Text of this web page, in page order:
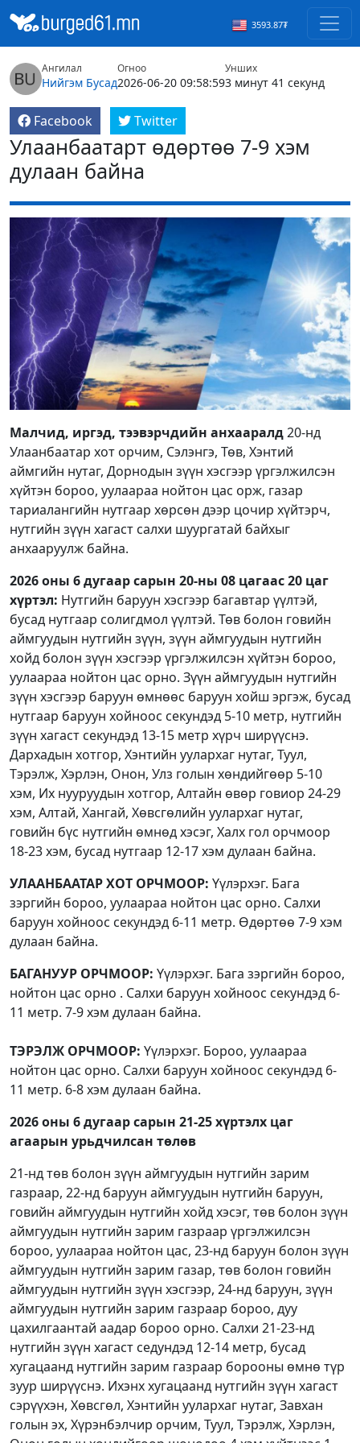
3593.87₮
Ангилал
Нийгэм Бусад
Огноо
2026-06-20 09:58:59
Унших
3 минут 41 секунд
Facebook Twitter
Улаанбаатарт өдөртөө 7-9 хэм
дулаан байна
Малчид, иргэд, тээвэрчдийн анхааралд20-нд
Улаанбаатар хот орчим, Сэлэнгэ, Төв, Хэнтий
аймгийн нутаг, Дорнодын зүүн хэсгээр үргэлжилсэн
хүйтэн бороо, уулаараа нойтон цас орж, газар
тариалангийн нутгаар хөрсөн дээр цочир хүйтэрч,
нутгийн зүүн хагаст салхи шуургатай байхыг
анхааруулж байна.
2026 оны 6 дугаар сарын 20-ны 08 цагаас 20 цаг
хүртэл: Нутгийн баруун хэсгээр багавтар үүлтэй,
бусад нутгаар солигдмол үүлтэй. Төв болон говийн
аймгуудын нутгийн зүүн, зүүн аймгуудын нутгийн
хойд болон зүүн хэсгээр үргэлжилсэн хүйтэн бороо,
уулаараа нойтон цас орно. Зүүн аймгуудын нутгийн
зүүн хэсгээр баруун өмнөөс баруун хойш эргэж, бусад
нутгаар баруун хойноос секундэд 5-10 метр, нутгийн
зүүн хагаст секундэд 13-15 метр хүрч ширүүснэ.
Дархадын хотгор, Хэнтийн уулархаг нутаг, Туул,
Тэрэлж, Хэрлэн, Онон, Улз голын хөндийгөөр 5-10
хэм, Их нууруудын хотгор, Алтайн өвөр говиор 24-29
хэм, Алтай, Хангай, Хөвсгөлийн уулархаг нутаг,
говийн бүс нутгийн өмнөд хэсэг, Халх гол орчмоор
18-23 хэм, бусад нутгаар 12-17 хэм дулаан байна.
УЛААНБААТАР ХОТ ОРЧМООР: Үүлэрхэг. Бага
зэргийн бороо, уулаараа нойтон цас орно. Салхи
баруун хойноос секундэд 6-11 метр. Өдөртөө 7-9 хэм
дулаан байна.
БАГАНУУР ОРЧМООР: Үүлэрхэг. Бага зэргийн бороо,
нойтон цас орно . Салхи баруун хойноос секундэд 6-
11 метр. 7-9 хэм дулаан байна.
ТЭРЭЛЖ ОРЧМООР: Үүлэрхэг. Бороо, уулаараа
нойтон цас орно. Салхи баруун хойноос секундэд 6-
11 метр. 6-8 хэм дулаан байна.
2026 оны 6 дугаар сарын 21-25 хүртэлх цаг
агаарын урьдчилсан төлөв
21-нд төв болон зүүн аймгуудын нутгийн зарим
газраар, 22-нд баруун аймгуудын нутгийн баруун,
говийн аймгуудын нутгийн хойд хэсэг, төв болон зүүн
аймгуудын нутгийн зарим газраар үргэлжилсэн
бороо, уулаараа нойтон цас, 23-нд баруун болон зүүн
аймгуудын нутгийн зарим газар, төв болон говийн
аймгуудын нутгийн зүүн хэсгээр, 24-нд баруун, зүүн
аймгуудын нутгийн зарим газраар бороо, дуу
цахилгаантай аадар бороо орно. Салхи 21-23-нд
нутгийн зүүн хагаст седундэд 12-14 метр, бусад
хугацаанд нутгийн зарим газраар борооны өмнө түр
зуур ширүүснэ. Ихэнх хугацаанд нутгийн зүүн хагаст
сэрүүхэн, Хөвсгөл, Хэнтийн уулархаг нутаг, Завхан
голын эх, Хүрэнбэлчир орчим, Туул, Тэрэлж, Хэрлэн,